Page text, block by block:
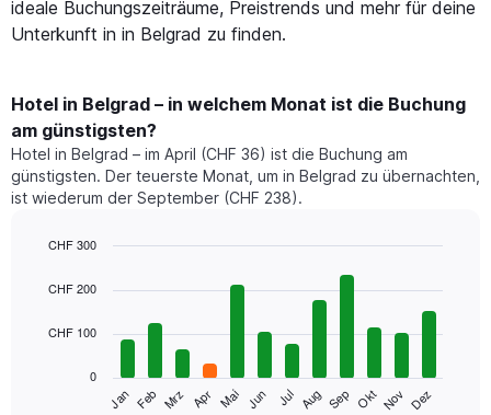
ideale Buchungszeiträume, Preistrends und mehr für deine
Unterkunft in in Belgrad zu finden.
Hotel in Belgrad – in welchem Monat ist die Buchung
am günstigsten?
Hotel in Belgrad – im April (CHF 36) ist die Buchung am
günstigsten. Der teuerste Monat, um in Belgrad zu übernachten,
ist wiederum der September (CHF 238).
chart
bars.
graphic.
Jan Feb Mrz Apr Mai Jun Jul Aug Sep Okt Nov Dez
0
CHF 100
CHF 200
CHF 300